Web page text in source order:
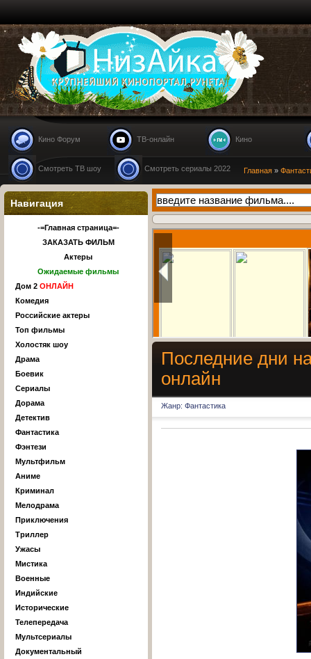
Nizaika.ru
Кино Форум ТВ-онлайн Кино
Смотреть ТВ шоу Смотреть сериалы 2022 Главная »
Последние дни
онлайн
Жанр: Фантастика
Навигация
-=Главная страница=-
ЗАКАЗАТЬ ФИЛЬМ
Актеры
Ожидаемые фильмы
Дом 2 ОНЛАЙН
Комедия
Российские актеры
Топ фильмы
Холостяк шоу
Драма
Боевик
Сериалы
Дорама
Детектив
Фантастика
Фэнтези
Мультфильм
Аниме
Криминал
Мелодрама
Приключения
Триллер
Ужасы
Мистика
Военные
Индийские
Исторические
Телепередача
Мультсериалы
Документальный